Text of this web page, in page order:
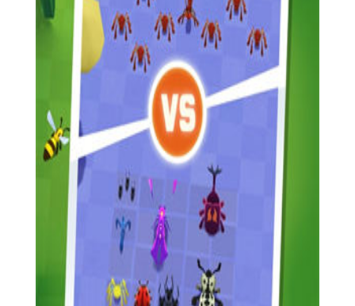
【虫虫冲冲冲手游过程】
1. 玩家进入游戏后，可以选择单人模式或多人在线模式。
2. 在单人模式中，玩家需要通过不同的关卡，每个关卡都有
不同的障碍和敌人需要克服。
3. 在多人在线模式中，玩家将与其他玩家一起在同一个场景
中竞技，需要使用策略和技巧来击败对手。
4. 玩家可以通过收集金币和道具来增强自己的能力，如加
速、护盾、攻击力提升等。
5. 比赛结束后，根据玩家的得分和排名进行奖励和惩罚。
【虫虫冲冲冲手游攻略】
1. 熟练掌握控制技巧，灵活使用虚拟摇杆或按钮进行移动和